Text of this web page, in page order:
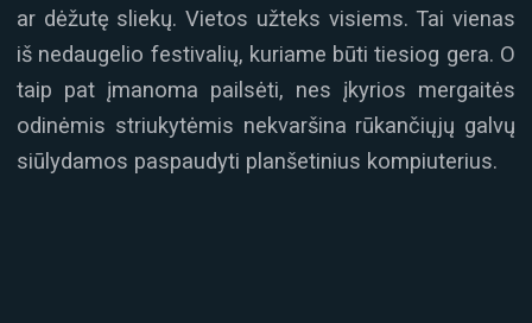
ar dėžutę sliekų. Vietos užteks visiems. Tai vienas
iš nedaugelio festivalių, kuriame būti tiesiog gera. O
taip pat įmanoma pailsėti, nes įkyrios mergaitės
odinėmis striukytėmis nekvaršina rūkančiųjų galvų
siūlydamos paspaudyti planšetinius kompiuterius.